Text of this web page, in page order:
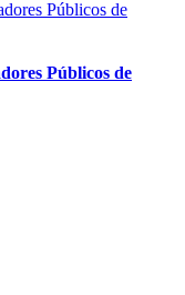
Públicos de